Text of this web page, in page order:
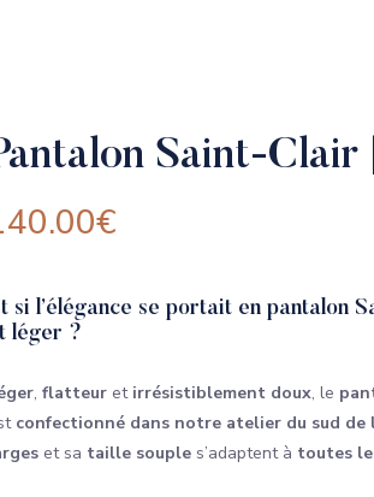
Saint-Clair
€
si l’élégance se portait en pantalon
léger ?
, flatteur et irrésistiblement doux, le
confectionné dans notre atelier du sud de
et sa taille souple s’adaptent à toutes